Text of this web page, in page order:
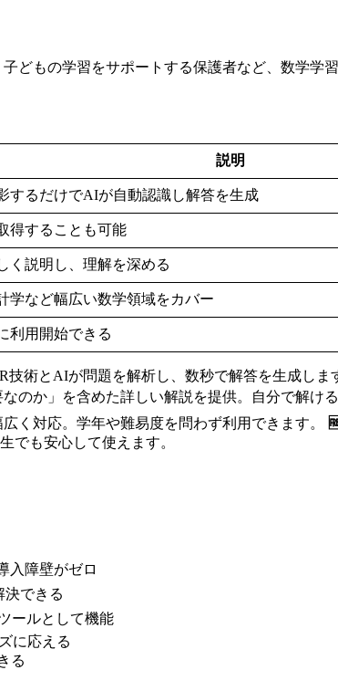
どもの学習をサポートする保護者など、数学学
説明
するだけでAIが自動認識し解答を生成
得することも可能
く説明し、理解を深める
学など幅広い数学領域をカバー
利用開始できる
術とAIが問題を解析し、数秒で解答を生成しま
のか」を含めた詳しい解説を提供。自分で解け
く対応。学年や難易度を問わず利用できます。
でも安心して使えます。
入障壁がゼロ
決できる
ールとして機能
に応える
る